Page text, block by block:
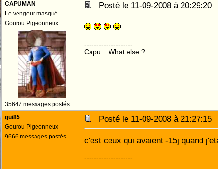
CAPUMAN
Le vengeur masqué
Gourou Pigeonneux
35647 messages postés
Posté le 11-09-2008 à
--------------------
Capu... What else ?
gui85
Gourou Pigeonneux
9666 messages postés
Posté le 11-09-2008 à
c'est ceux qui avaient -15j quand
--------------------